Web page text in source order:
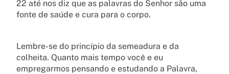
22 até nos diz que as palavras do Senhor são uma
fonte de saúde e cura para o corpo.
Lembre-se do princípio da semeadura e da
colheita. Quanto mais tempo você e eu
empregarmos pensando e estudando a Palavra,